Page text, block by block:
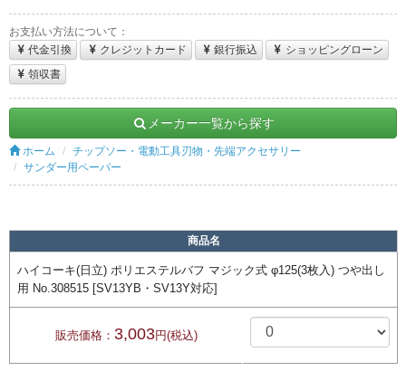
お支払い方法について：
代金引換
クレジットカード 銀行振込
ショッピングローン
領収書
メーカー一覧から探す
ホーム
チップソー・電動工具刃物・先端アクセサリー
サンダー用ペーパー
商品名
ハイコーキ(日立) ポリエステルバフ マジック式 φ125(3枚入) つや出し
用 No.308515 [SV13YB・SV13Y対応]
販売価格： 3,003円(税込)